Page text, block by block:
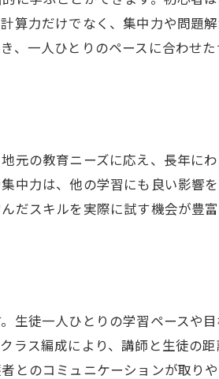
算力だけでなく、集中力や問題
、一人ひとりのペースに合わせた
元の教育ニーズに応え、長年に
中力は、他の学習にも良い影響
だスキルを実際に試す機会が豊
生徒一人ひとりの学習ペースや
ラス編成により、講師と生徒の距
とのコミュニケーションが取り